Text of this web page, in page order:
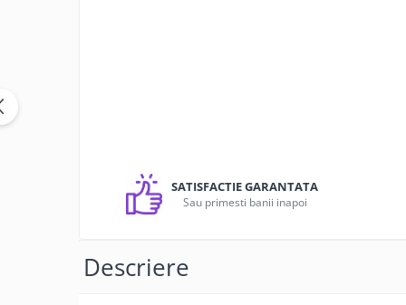
Memorii USB
Folii si benzi reflectorizante
SATISFACTIE GARANTATA
Sau primesti banii inapoi
Descriere